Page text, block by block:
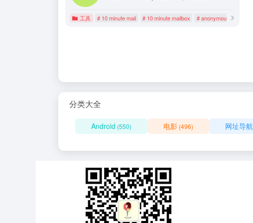
工具 # 10 minute mail # 10 minute mailbox # anonymous email
分类大全
Android (550) 电影 (496) 网址导航